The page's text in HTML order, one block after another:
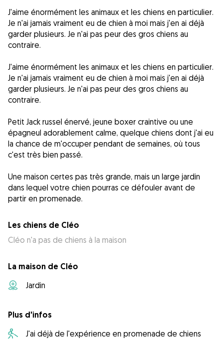
J'aime énormément les animaux et les chiens en particulier.
Je n'ai jamais vraiment eu de chien à moi mais j'en ai déjà
garder plusieurs. Je n'ai pas peur des gros chiens au
contraire.
J'aime énormément les animaux et les chiens en particulier.
Je n'ai jamais vraiment eu de chien à moi mais j'en ai déjà
garder plusieurs. Je n'ai pas peur des gros chiens au
contraire.
Petit Jack russel énervé, jeune boxer craintive ou une
épagneul adorablement calme, quelque chiens dont j'ai eu
la chance de m'occuper pendant de semaines, où tous
c'est très bien passé.
Une maison certes pas très grande, mais un large jardin
dans lequel votre chien pourras ce défouler avant de
partir en promenade.
Les chiens de Cléo
Cléo n'a pas de chiens à la maison
La maison de Cléo
Jardin
Plus d'infos
J'ai déjà de l'expérience en promenade de chiens